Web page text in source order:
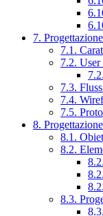
7.
7.1.
7.2. User
7.3.
7.4.
7.5.
8.
8.1.
8.2.
8.3.